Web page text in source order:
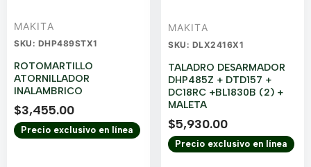
MAKITA
SKU: DHP489STX1
ROTOMARTILLO
ATORNILLADOR
INALAMBRICO
$3,455.00
Precio exclusivo en línea
MAKITA
SKU: DLX2416X1
TALADRO DESARMADOR
DHP485Z + DTD157 +
DC18RC +BL1830B (2) +
MALETA
$5,930.00
Precio exclusivo en línea